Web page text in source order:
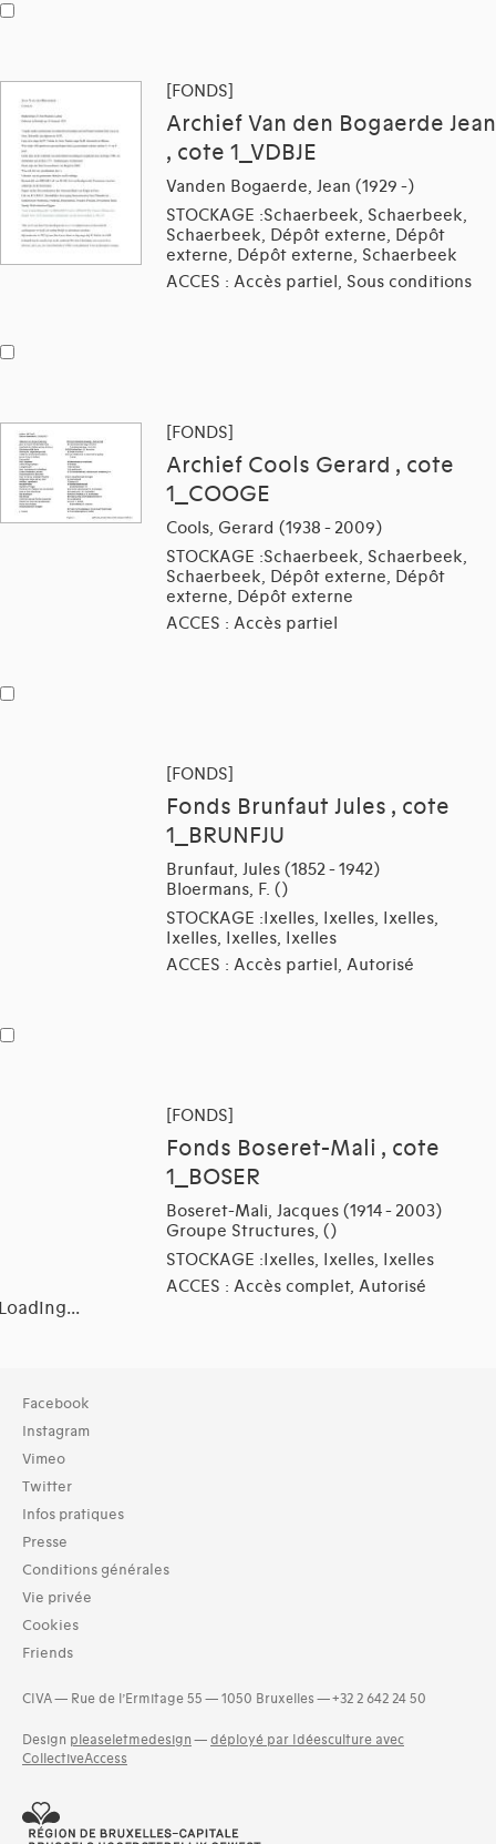
[FONDS]
Archief Van den Bogaerde Jean
, cote 1_VDBJE
Vanden Bogaerde, Jean (1929 -)
STOCKAGE :Schaerbeek, Schaerbeek,
Schaerbeek, Dépôt externe, Dépôt
externe, Dépôt externe, Schaerbeek
ACCES : Accès partiel, Sous conditions
[FONDS]
Archief Cools Gerard , cote
1_COOGE
Cools, Gerard (1938 - 2009)
STOCKAGE :Schaerbeek, Schaerbeek,
Schaerbeek, Dépôt externe, Dépôt
externe, Dépôt externe
ACCES : Accès partiel
[FONDS]
Fonds Brunfaut Jules , cote
1_BRUNFJU
Brunfaut, Jules (1852 - 1942)
Bloermans, F. ()
STOCKAGE :Ixelles, Ixelles, Ixelles,
Ixelles, Ixelles, Ixelles
ACCES : Accès partiel, Autorisé
[FONDS]
Fonds Boseret-Mali , cote
1_BOSER
Boseret-Mali, Jacques (1914 - 2003)
Groupe Structures, ()
STOCKAGE :Ixelles, Ixelles, Ixelles
ACCES : Accès complet, Autorisé
Collection
TOUT (7)
Archives (7)
Domaines thématiques
01-architecture domestique (17)
02-architecture agricole (6)
03-architecture artisanale et industrielle (12)
04-architecture commerciale et de services (14)
05-architecture de l'administration et vie publique (13)
07-architecture judiciaire, pénitentiaire, police (3)
and 12 more
Facebook
Instagram
Vimeo
Twitter
Infos pratiques
Presse
Conditions générales
Vie privée
Cookies
Friends
CIVA — Rue de l’Ermitage 55 — 1050 Bruxelles — +32 2 642 24 50
Design pleaseletmedesign — déployé par Idéesculture avec
CollectiveAccess